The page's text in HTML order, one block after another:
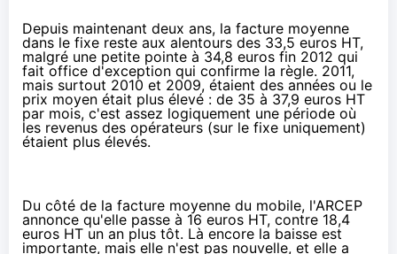
Depuis maintenant deux ans, la facture moyenne
dans le fixe reste aux alentours des 33,5 euros HT,
malgré une petite pointe à 34,8 euros fin 2012 qui
fait office d'exception qui confirme la règle. 2011,
mais surtout 2010 et 2009, étaient des années ou le
prix moyen était plus élevé : de 35 à 37,9 euros HT
par mois, c'est assez logiquement une période où
les revenus des opérateurs (sur le fixe uniquement)
étaient plus élevés.
Du côté de la facture moyenne du mobile, l'ARCEP
annonce qu'elle passe à 16 euros HT, contre 18,4
euros HT un an plus tôt. Là encore la baisse est
importante, mais elle n'est pas nouvelle, et elle a